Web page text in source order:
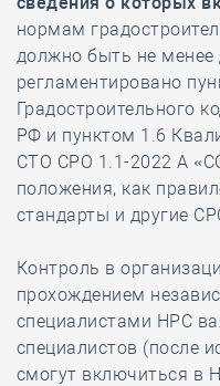
нормам
должно быть не менее
регламентировано
Градостроительного
РФ и пунктом 1.6
СТО СРО 1.1-2022 А
положения, как
стандарты и другие
Контроль в
прохождением
специалистами НРС
специалистов (после
смогут включиться в